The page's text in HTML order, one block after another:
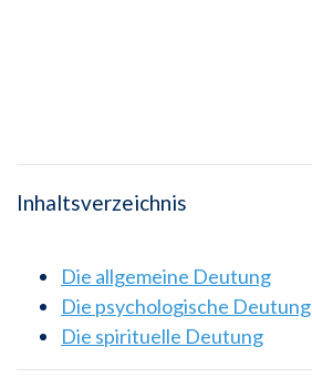
Inhaltsverzeichnis
Die allgemeine Deutung
Die psychologische Deutung
Die spirituelle Deutung